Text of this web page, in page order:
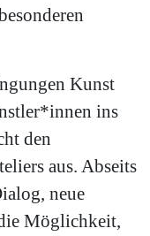
Kunst
ins
den
aus. Abseits
neue
Möglichkeit,